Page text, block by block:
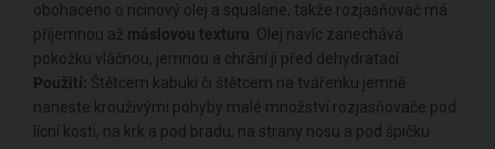
obohaceno o ricinový olej a squalane, takže rozjasňovač má
příjemnou až máslovou texturu. Olej navíc zanechává
pokožku vláčnou, jemnou a chrání ji před dehydratací.
Použití: Štětcem kabuki či štětcem na tvářenku jemně
naneste krouživými pohyby malé množství rozjasňovače pod
lícní kosti, na krk a pod bradu, na strany nosu a pod špičku